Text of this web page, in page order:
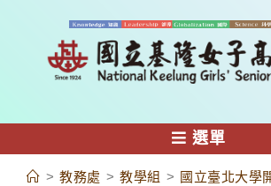
容
選單
> 教務處 > 教學組 > 國立臺北大學